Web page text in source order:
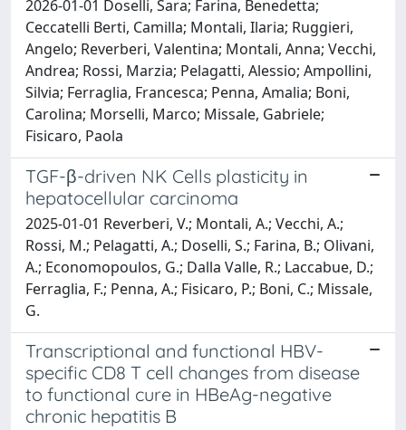
2026-01-01 Doselli, Sara; Farina, Benedetta;
Ceccatelli Berti, Camilla; Montali, Ilaria; Ruggieri,
Angelo; Reverberi, Valentina; Montali, Anna; Vecchi,
Andrea; Rossi, Marzia; Pelagatti, Alessio; Ampollini,
Silvia; Ferraglia, Francesca; Penna, Amalia; Boni,
Carolina; Morselli, Marco; Missale, Gabriele;
Fisicaro, Paola
TGF-β-driven NK Cells plasticity in
hepatocellular carcinoma
2025-01-01 Reverberi, V.; Montali, A.; Vecchi, A.;
Rossi, M.; Pelagatti, A.; Doselli, S.; Farina, B.; Olivani,
A.; Economopoulos, G.; Dalla Valle, R.; Laccabue, D.;
Ferraglia, F.; Penna, A.; Fisicaro, P.; Boni, C.; Missale,
G.
Transcriptional and functional HBV-
specific CD8 T cell changes from disease
to functional cure in HBeAg-negative
chronic hepatitis B